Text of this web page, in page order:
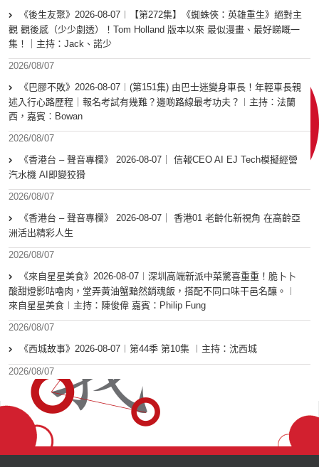
《後生友聚》2026-08-07︱【第272集】《蜘蛛俠：英雄重生》絕對主
觀 觀後感（少少劇透）！Tom Holland 版本以來 最似漫畫、最好睇嘅一
集！｜主持：Jack、諾少
2026/08/07
《巴膠不敗》2026-08-07︱(第151集) 由巴士迷變身車長！年輕車長親
述入行心路歷程｜報名考試有幾難？邊啲路線最考功夫？︱主持：法蘭
西，嘉賓︰Bowan
2026/08/07
《香港台 – 聲音專欄》 2026-08-07｜ 信報CEO AI EJ Tech模擬經營
汽水機 AI即變狡猾
2026/08/07
《香港台 – 聲音專欄》 2026-08-07｜ 香港01 老齡化新視角 在高齡亞
洲活出精彩人生
2026/08/07
《來自星星美食》2026-08-07︱深圳高端新派中菜驚喜重重！脆卜卜
酸甜燈影咕嚕肉，堂弄黃油蟹黯然銷魂飯，搭配不同口味干邑名釀。︱
來自星星美食︱主持：陳俊偉 嘉賓：Philip Fung
2026/08/07
《西城故事》2026-08-07︱第44季 第10集 ︱主持：沈西城
2026/08/07